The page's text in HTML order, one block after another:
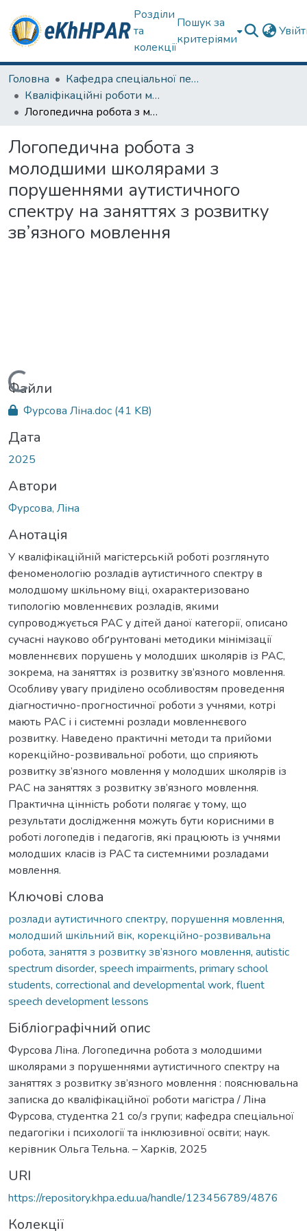
Розділи
та
колекції
Пошук за
критеріями
Головна
Кафедра спеціальної педагогіки і психології та інклюзивної освіти
Кваліфікаційні роботи магістрів
Логопедична робота з молодшими школярами з порушеннями аутистичного спектру на заняттях з розвитку зв’язного мовлення
Логопедична робота з
молодшими школярами з
порушеннями аутистичного
спектру на заняттях з розвитку
зв’язного мовлення
Вантажиться...
Файли
Фурсова Ліна.doc (41 KB)
Дата
2025
Автори
Фурсова, Ліна
Анотація
У кваліфікаційній магістерській роботі розглянуто
феноменологію розладів аутистичного спектру в
молодшому шкільному віці, охарактеризовано
типологію мовленнєвих розладів, якими
супроводжується РАС у дітей даної категорії, описано
сучасні науково обґрунтовані методики мінімізації
мовленнєвих порушень у молодших школярів із РАС,
зокрема, на заняттях із розвитку зв’язного мовлення.
Особливу увагу приділено особливостям проведення
діагностично-прогностичної роботи з учнями, котрі
мають РАС і і системні розлади мовленнєвого
розвитку. Наведено практичні методи та прийоми
корекційно-розвивальної роботи, що сприяють
розвитку зв’язного мовлення у молодших школярів із
РАС на заняттях з розвитку зв’язного мовлення.
Практична цінність роботи полягає у тому, що
результати дослідження можуть бути корисними в
роботі логопедів і педагогів, які працюють із учнями
молодших класів із РАС та системними розладами
мовлення.
Ключові слова
розлади аутистичного спектру, порушення мовлення,
молодший шкільний вік, корекційно-розвивальна
робота, заняття з розвитку зв’язного мовлення, autistic
spectrum disorder, speech impairments, primary school
students, correctional and developmental work, fluent
speech development lessons
Бібліографічний опис
Фурсова Ліна. Логопедична робота з молодшими
школярами з порушеннями аутистичного спектру на
заняттях з розвитку зв’язного мовлення : пояснювальна
записка до кваліфікаційної роботи магістра / Ліна
Фурсова, студентка 21 со/з групи; кафедра спеціальної
педагогіки і психології та інклюзивної освіти; наук.
керівник Ольга Тельна. – Харків, 2025
URI
https://repository.khpa.edu.ua/handle/123456789/4876
Колекції